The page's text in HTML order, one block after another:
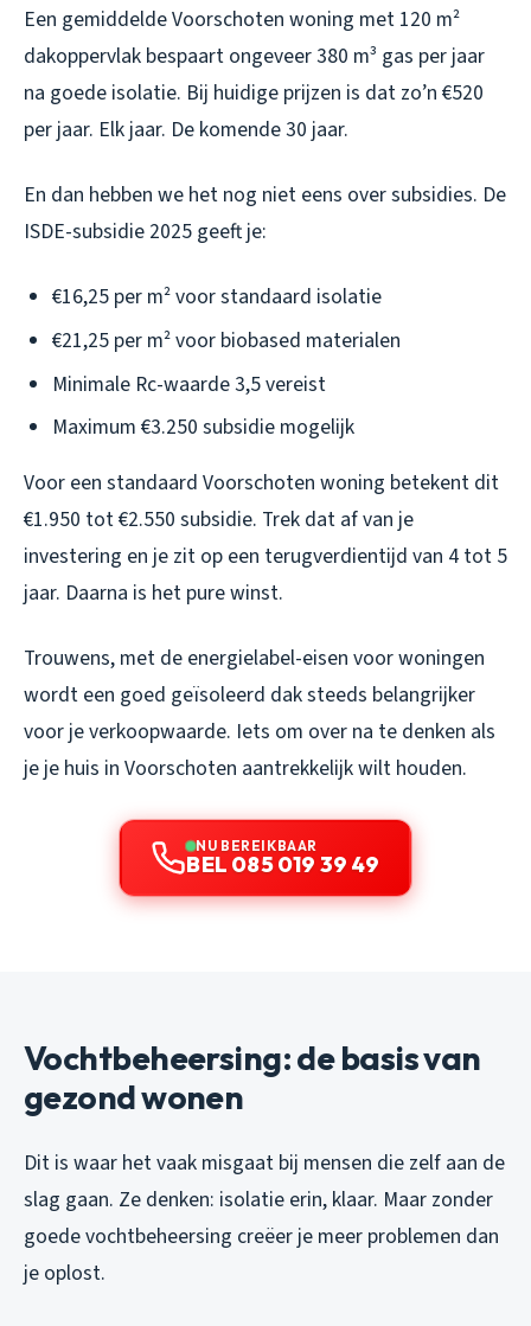
Een gemiddelde Voorschoten woning met 120 m²
dakoppervlak bespaart ongeveer 380 m³ gas per jaar
na goede isolatie. Bij huidige prijzen is dat zo’n €520
per jaar. Elk jaar. De komende 30 jaar.
En dan hebben we het nog niet eens over subsidies. De
ISDE-subsidie 2025 geeft je:
€16,25 per m² voor standaard isolatie
€21,25 per m² voor biobased materialen
Minimale Rc-waarde 3,5 vereist
Maximum €3.250 subsidie mogelijk
Voor een standaard Voorschoten woning betekent dit
€1.950 tot €2.550 subsidie. Trek dat af van je
investering en je zit op een terugverdientijd van 4 tot 5
jaar. Daarna is het pure winst.
Trouwens, met de energielabel-eisen voor woningen
wordt een goed geïsoleerd dak steeds belangrijker
voor je verkoopwaarde. Iets om over na te denken als
je je huis in Voorschoten aantrekkelijk wilt houden.
NU BEREIKBAAR
BEL 085 019 39 49
Vochtbeheersing: de basis van
gezond wonen
Dit is waar het vaak misgaat bij mensen die zelf aan de
slag gaan. Ze denken: isolatie erin, klaar. Maar zonder
goede vochtbeheersing creëer je meer problemen dan
je oplost.